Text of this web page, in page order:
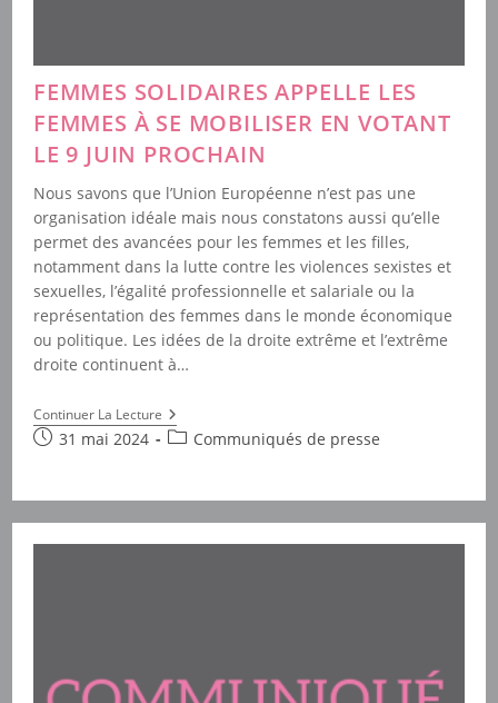
FEMMES SOLIDAIRES APPELLE LES
FEMMES À SE MOBILISER EN VOTANT
LE 9 JUIN PROCHAIN
Nous savons que l’Union Européenne n’est pas une
organisation idéale mais nous constatons aussi qu’elle
permet des avancées pour les femmes et les filles,
notamment dans la lutte contre les violences sexistes et
sexuelles, l’égalité professionnelle et salariale ou la
représentation des femmes dans le monde économique
ou politique. Les idées de la droite extrême et l’extrême
droite continuent à…
Continuer La LectureFemmes
Solidaires
Appelle
À
Se
Publication
31 mai 2024
PostCommuniqués de presse